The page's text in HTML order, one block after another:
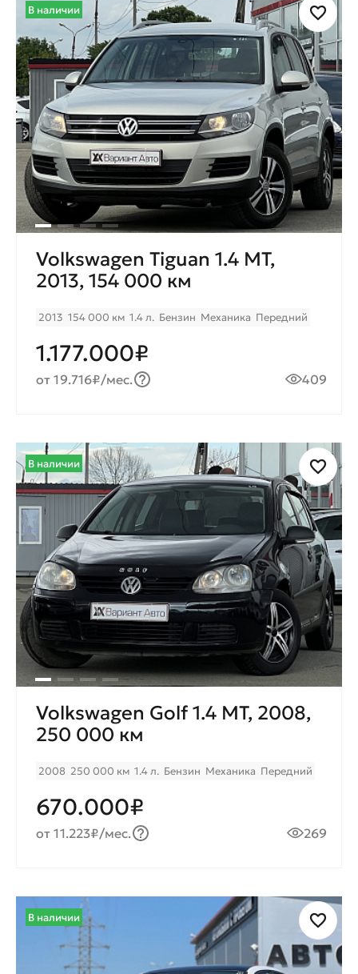
В наличии
Volkswagen Tiguan 1.4 MT,
2013, 154 000 км
2013 154 000 км 1.4 л. Бензин Механика Передний
1.177.000₽
от 19.716₽/мес. 409
В наличии
Volkswagen Golf 1.4 MT, 2008,
250 000 км
2008 250 000 км 1.4 л. Бензин Механика Передний
670.000₽
от 11.223₽/мес. 269
В наличии